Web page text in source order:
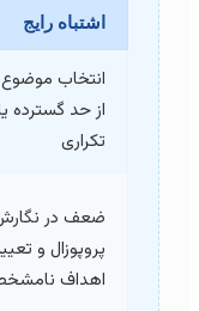
اشتباه رایج
انتخاب موضوع بیش
از حد گسترده یا
تکراری
ضعف در نگارش
پروپوزال و تعیین
اهداف نامشخص